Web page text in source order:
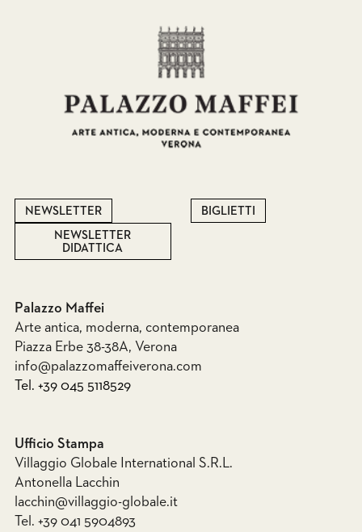
NEWSLETTER
NEWSLETTER
DIDATTICA
BIGLIETTI
Palazzo Maffei
Arte antica, moderna, contemporanea
Piazza Erbe 38-38A, Verona
info@palazzomaffeiverona.com
Tel. +39 045 5118529
Ufficio Stampa
Villaggio Globale International S.R.L.
Antonella Lacchin
lacchin@villaggio-globale.it
Tel. +39 041 5904893